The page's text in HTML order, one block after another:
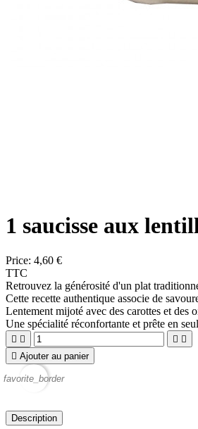
1 saucisse aux
Price: 4,60 €
TTC
Retrouvez la générosité d'un plat
Cette recette authentique associe de
Lentement mijoté avec des carottes et des
Une spécialité réconfortante et prête en
   
 Ajouter au panier
favorite_border
Description